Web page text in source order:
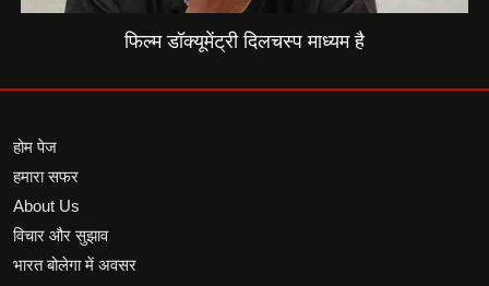
फिल्म डॉक्यूमेंट्री दिलचस्प माध्यम है
होम पेज
हमारा सफर
About Us
विचार और सुझाव
भारत बोलेगा में अवसर